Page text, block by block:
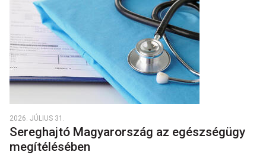
2026. JÚLIUS 31.
Sereghajtó Magyarország az egészségügy
megítélésében